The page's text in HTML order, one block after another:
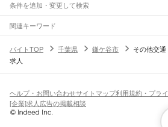
条件を追加・変更して検索
市区町村を追加・変更
千葉県すべて
旭市習志野市柏市勝浦市市原市流山市八千代市
君津市富津市浦安市
匝瑳市香取市 印旛郡
駅を追加・変更
JR中央・総武線
市川駅本八幡駅下総中山駅
新検見川駅
職種を追加・変更
飲食・フードサービスすべて
ホールスタッフキッチンスタッフ
パン屋（ベーカリー）
飲食店（店長・
人気
日払いOK高校生歓迎 髪型・
留学
雇用形態を追加・変更
関連キーワード
千葉県 鎌ケ谷市 ドライバー・引越し・配送 正社
神奈川県 鎌倉市 ドライバー・引越し・配送 配達
バイトTOP 千葉県 鎌ケ谷市
その他交通
求人
ヘルプ・お問い合わせサイトマップ利用規約・プラ
[企業]求人広告の掲載相談